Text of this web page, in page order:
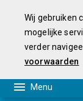
Wij gebruiken
mogelijke
verder
voorwaarden